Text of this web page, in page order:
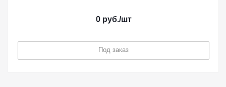
0руб./шт
Под заказ